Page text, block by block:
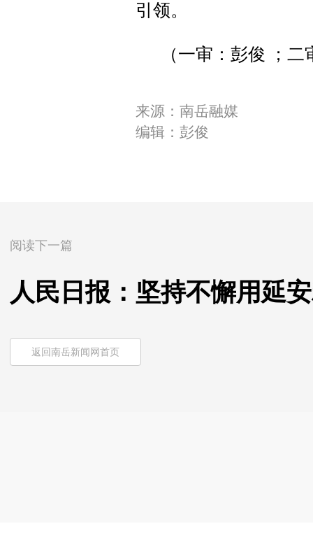
引领。
（一审：彭俊 ；
来源：南岳融媒
编辑：彭俊
阅读下一篇
人民日报：坚持不懈用延
返回南岳新闻网首页